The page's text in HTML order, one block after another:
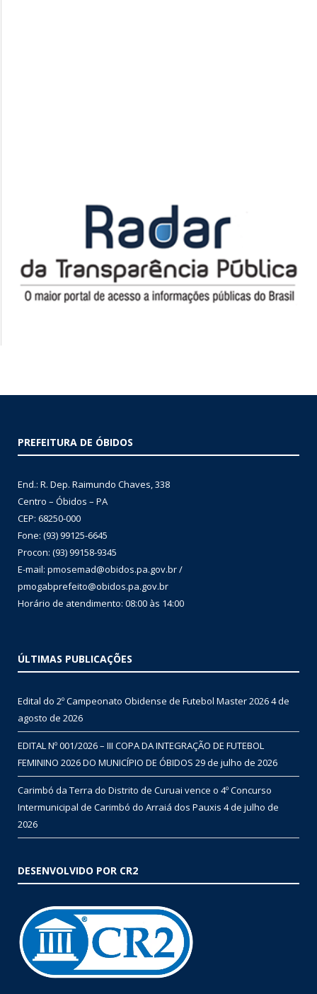
PREFEITURA DE ÓBIDOS
End.: R. Dep. Raimundo Chaves, 338
Centro – Óbidos – PA
CEP: 68250-000
Fone: (93) 99125-6645
Procon: (93) 99158-9345
E-mail: pmosemad@obidos.pa.gov.br /
pmogabprefeito@obidos.pa.gov.br
Horário de atendimento: 08:00 às 14:00
ÚLTIMAS PUBLICAÇÕES
Edital do 2º Campeonato Obidense de Futebol Master 20264 de
agosto de 2026
EDITAL Nº 001/2026 – III COPA DA INTEGRAÇÃO DE FUTEBOL
FEMININO 2026 DO MUNICÍPIO DE ÓBIDOS 29 de julho de 2026
Carimbó da Terra do Distrito de Curuai vence o 4º Concurso
Intermunicipal de Carimbó do Arraiá dos Pauxis 4 de julho de
2026
DESENVOLVIDO POR CR2